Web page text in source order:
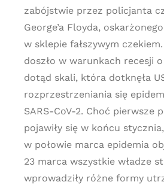
zabójstwie przez policjanta
George’a Floyda,
w sklepie fałszywym
doszło w warunkach recesji
dotąd skali, która dotknęła
rozprzestrzeniania się
SARS-CoV-2. Choć pierwsze
pojawiły się w końcu
w połowie marca epidemia
23 marca wszystkie władze
wprowadziły różne formy